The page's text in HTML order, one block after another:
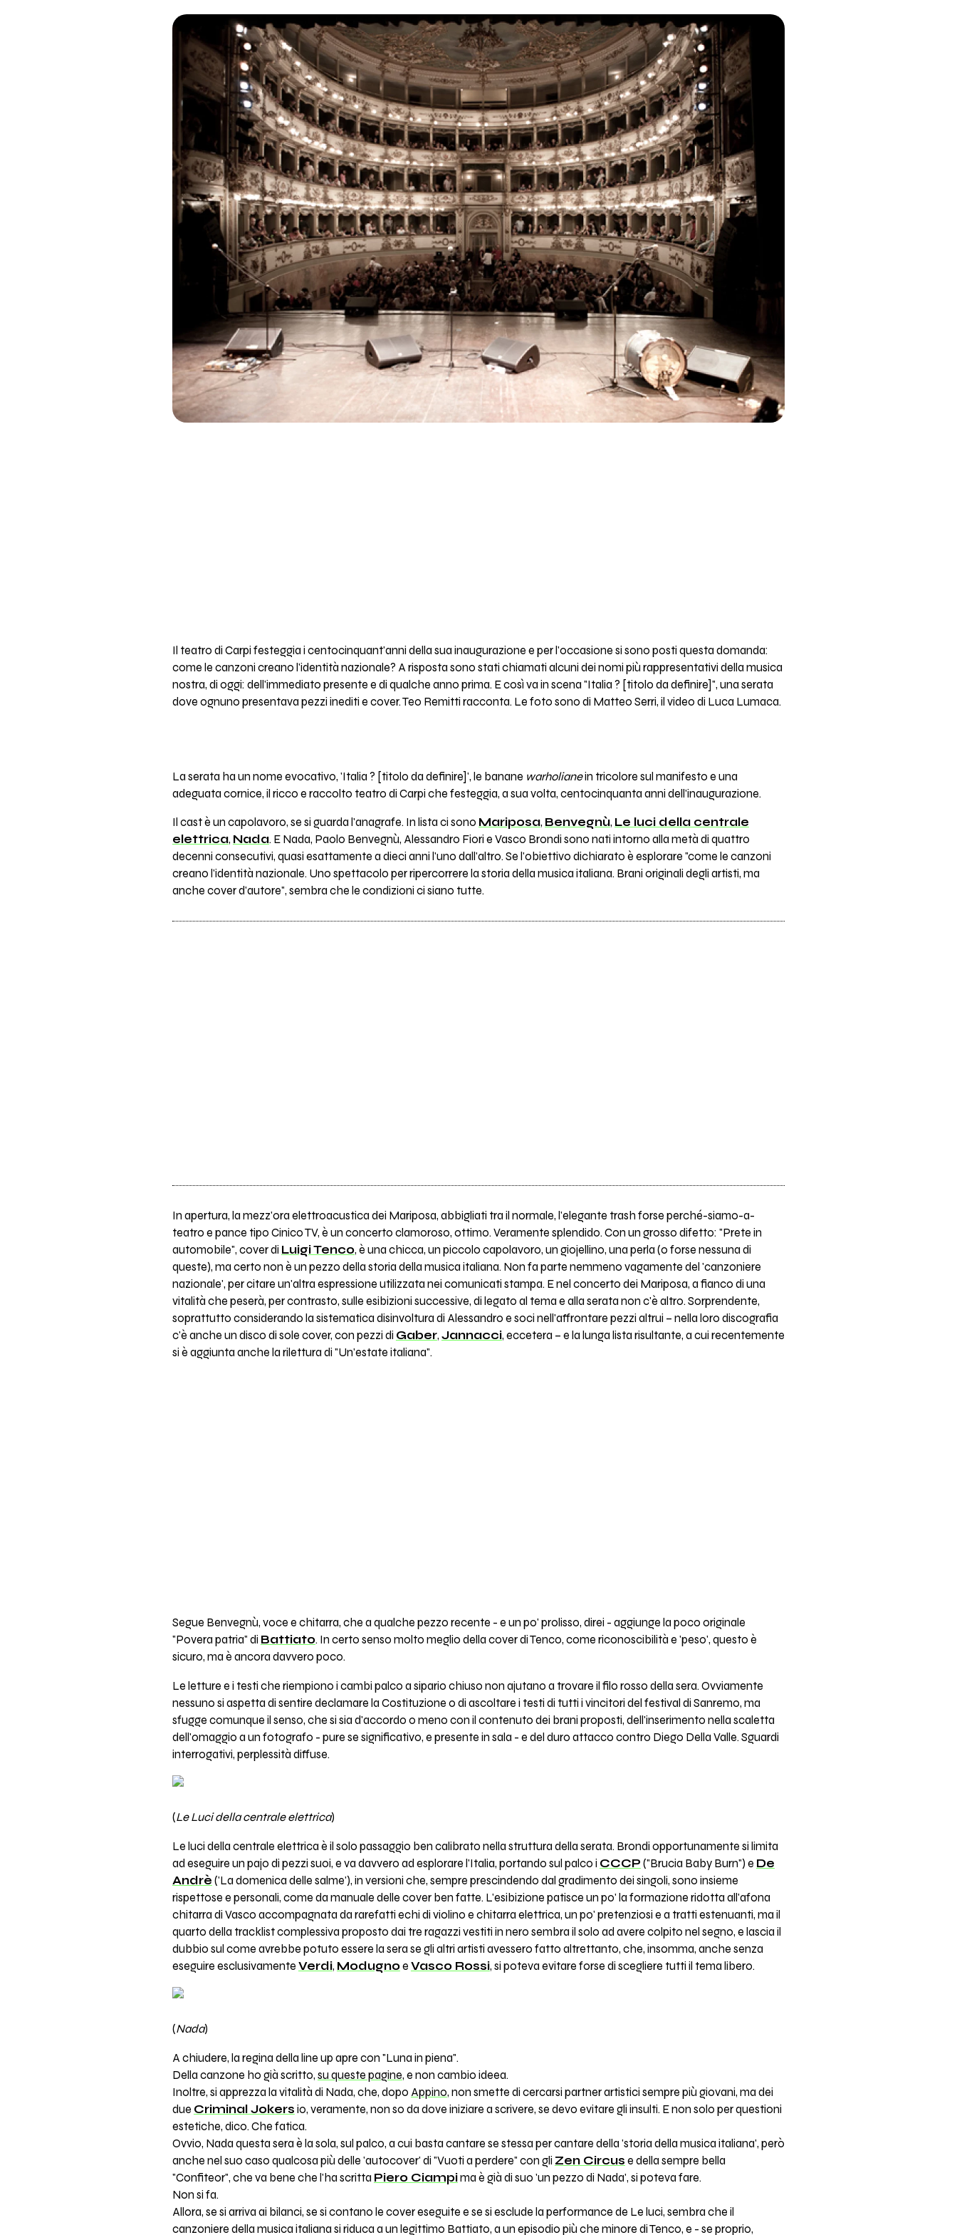
Il teatro di Carpi festeggia i centocinquant'anni della sua inaugurazione e per l'occasione si sono posti questa domanda:
come le canzoni creano l'identità nazionale? A risposta sono stati chiamati alcuni dei nomi più rappresentativi della musica
nostra, di oggi: dell'immediato presente e di qualche anno prima. E così va in scena "Italia ? [titolo da definire]", una serata
dove ognuno presentava pezzi inediti e cover. Teo Remitti racconta. Le foto sono di Matteo Serri, il video di Luca Lumaca.
La serata ha un nome evocativo, 'Italia ? [titolo da definire]', le banane warholianein tricolore sul manifesto e una
adeguata cornice, il ricco e raccolto teatro di Carpi che festeggia, a sua volta, centocinquanta anni dell'inaugurazione.
Il cast è un capolavoro, se si guarda l'anagrafe. In lista ci sono Mariposa, Benvegnù, Le luci della centrale
elettrica, Nada. E Nada, Paolo Benvegnù, Alessandro Fiori e Vasco Brondi sono nati intorno alla metà di quattro
decenni consecutivi, quasi esattamente a dieci anni l'uno dall'altro. Se l'obiettivo dichiarato è esplorare "come le canzoni
creano l'identità nazionale. Uno spettacolo per ripercorrere la storia della musica italiana. Brani originali degli artisti, ma
anche cover d'autore", sembra che le condizioni ci siano tutte.
In apertura, la mezz'ora elettroacustica dei Mariposa, abbigliati tra il normale, l'elegante trash forse perché-siamo-a-
teatro e pance tipo Cinico TV, è un concerto clamoroso, ottimo. Veramente splendido. Con un grosso difetto: "Prete in
automobile", cover di Luigi Tenco, è una chicca, un piccolo capolavoro, un giojellino, una perla (o forse nessuna di
queste), ma certo non è un pezzo della storia della musica italiana. Non fa parte nemmeno vagamente del 'canzoniere
nazionale', per citare un'altra espressione utilizzata nei comunicati stampa. E nel concerto dei Mariposa, a fianco di una
vitalità che peserà, per contrasto, sulle esibizioni successive, di legato al tema e alla serata non c'è altro. Sorprendente,
soprattutto considerando la sistematica disinvoltura di Alessandro e soci nell'affrontare pezzi altrui – nella loro discografia
c'è anche un disco di sole cover, con pezzi di Gaber, Jannacci, eccetera – e la lunga lista risultante, a cui recentemente
si è aggiunta anche la rilettura di "Un'estate italiana".
Segue Benvegnù, voce e chitarra, che a qualche pezzo recente - e un po' prolisso, direi - aggiunge la poco originale
"Povera patria" di Battiato. In certo senso molto meglio della cover di Tenco, come riconoscibilità e 'peso', questo è
sicuro, ma è ancora davvero poco.
Le letture e i testi che riempiono i cambi palco a sipario chiuso non ajutano a trovare il filo rosso della sera. Ovviamente
nessuno si aspetta di sentire declamare la Costituzione o di ascoltare i testi di tutti i vincitori del festival di Sanremo, ma
sfugge comunque il senso, che si sia d'accordo o meno con il contenuto dei brani proposti, dell'inserimento nella scaletta
dell'omaggio a un fotografo - pure se significativo, e presente in sala - e del duro attacco contro Diego Della Valle. Sguardi
interrogativi, perplessità diffuse.
(Le Luci della centrale elettrica)
Le luci della centrale elettrica è il solo passaggio ben calibrato nella struttura della serata. Brondi opportunamente si limita
ad eseguire un pajo di pezzi suoi, e va davvero ad esplorare l'Italia, portando sul palco i CCCP ("Brucia Baby Burn") e De
Andrè ('La domenica delle salme'), in versioni che, sempre prescindendo dal gradimento dei singoli, sono insieme
rispettose e personali, come da manuale delle cover ben fatte. L'esibizione patisce un po' la formazione ridotta all'afona
chitarra di Vasco accompagnata da rarefatti echi di violino e chitarra elettrica, un po' pretenziosi e a tratti estenuanti, ma il
quarto della tracklist complessiva proposto dai tre ragazzi vestiti in nero sembra il solo ad avere colpito nel segno, e lascia il
dubbio sul come avrebbe potuto essere la sera se gli altri artisti avessero fatto altrettanto, che, insomma, anche senza
eseguire esclusivamente Verdi, Modugnoe Vasco Rossi, si poteva evitare forse di scegliere tutti il tema libero.
(Nada)
A chiudere, la regina della line up apre con "Luna in piena".
Della canzone ho già scritto, su queste pagine, e non cambio ideea.
Inoltre, si apprezza la vitalità di Nada, che, dopo Appino, non smette di cercarsi partner artistici sempre più giovani, ma dei
due Criminal Jokers io, veramente, non so da dove iniziare a scrivere, se devo evitare gli insulti. E non solo per questioni
estetiche, dico. Che fatica.
Ovvio, Nada questa sera è la sola, sul palco, a cui basta cantare se stessa per cantare della 'storia della musica italiana', però
anche nel suo caso qualcosa più delle 'autocover' di "Vuoti a perdere" con gli Zen Circus e della sempre bella
"Confiteor", che va bene che l'ha scritta Piero Ciampima è già di suo 'un pezzo di Nada', si poteva fare.
Non si fa.
Allora, se si arriva ai bilanci, se si contano le cover eseguite e se si esclude la performance de Le luci, sembra che il
canzoniere della musica italiana si riduca a un legittimo Battiato, a un episodio più che minore di Tenco, e - se proprio,